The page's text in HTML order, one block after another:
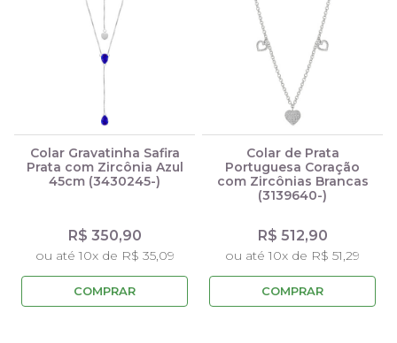
Colar Gravatinha Safira
Prata com Zircônia Azul
45cm (3430245-)
R$ 350,90
ou até 10x de R$ 35,09
COMPRAR
Colar de Prata
Portuguesa Coração
com Zircônias Brancas
(3139640-)
R$ 512,90
ou até 10x de R$ 51,29
COMPRAR